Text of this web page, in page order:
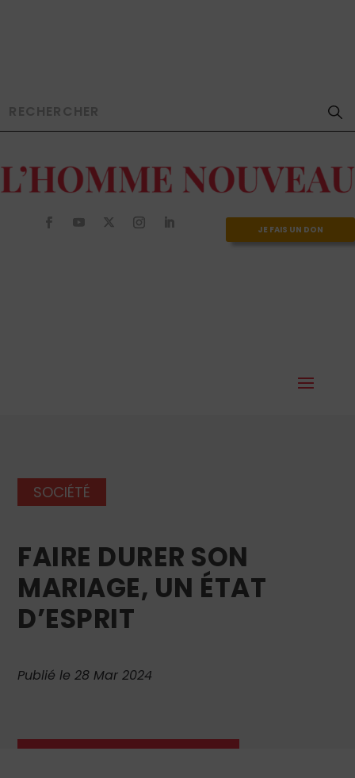
JE FAIS UN DON
SOCIÉTÉ
FAIRE DURER SON
MARIAGE, UN ÉTAT
D’ESPRIT
Publié le 28 Mar 2024